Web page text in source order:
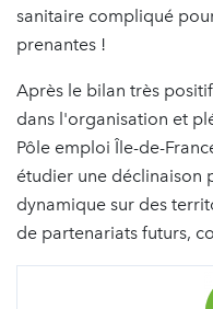
sanitaire compliqué
prenantes !
Après le bilan très
dans l'organisation et
Pôle emploi Île-de-
étudier une déclinaison
dynamique sur des
de partenariats futurs,